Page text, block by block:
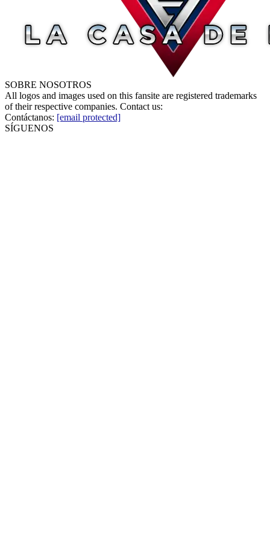
SOBRE NOSOTROS
All logos and images used on this fansite are registered trademarks
of their respective companies. Contact us:
Contáctanos: [email protected]
SÍGUENOS